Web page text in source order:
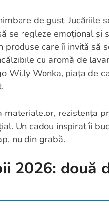
de gust. Jucăriile
se regleze emoțional și
produse care îi invită să
cu aromă de
Willy Wonka, piața de
materialelor, rezistența
Un cadou inspirat îi
nu din grabă.
2026: două